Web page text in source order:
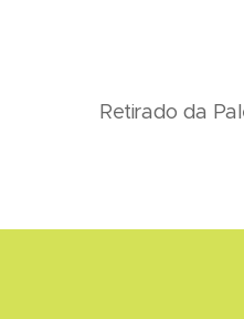
Retirado da